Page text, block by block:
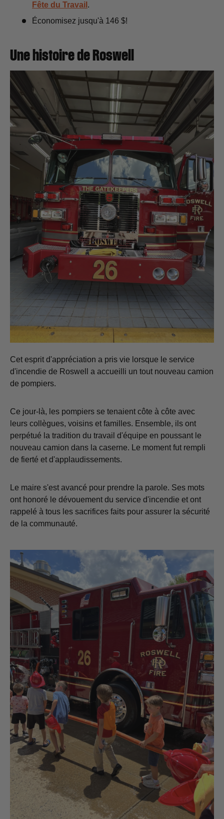
Fête du Travail .
Économisez jusqu'à 146 $!
Une histoire de Roswell
Cet esprit d'appréciation a pris vie lorsque le service
d'incendie de Roswell a accueilli un tout nouveau camion
de pompiers.
Ce jour-là, les pompiers se tenaient côte à côte avec
leurs collègues, voisins et familles. Ensemble, ils ont
perpétué la tradition du travail d'équipe en poussant le
nouveau camion dans la caserne. Le moment fut rempli
de fierté et d'applaudissements.
Le maire s'est avancé pour prendre la parole. Ses mots
ont honoré le dévouement du service d'incendie et ont
rappelé à tous les sacrifices faits pour assurer la sécurité
de la communauté.